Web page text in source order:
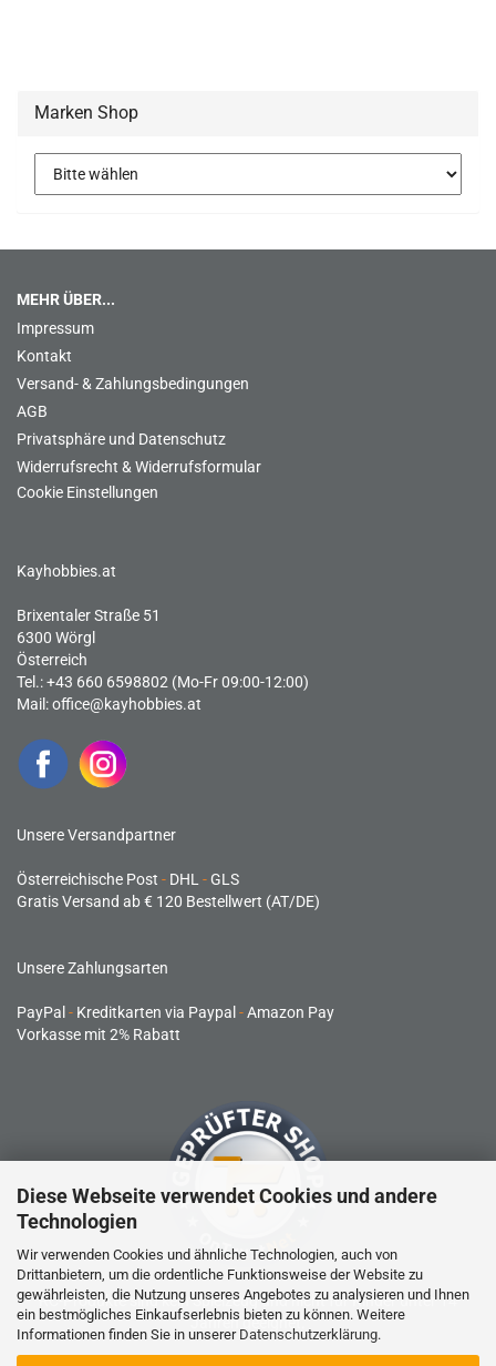
Diese Webseite verwendet Cookies und andere
Technologien
Wir verwenden Cookies und ähnliche Technologien, auch von
Drittanbietern, um die ordentliche Funktionsweise der Website zu
gewährleisten, die Nutzung unseres Angebotes zu analysieren und Ihnen
ein bestmögliches Einkaufserlebnis bieten zu können. Weitere
Informationen finden Sie in unserer Datenschutzerklärung.
Marken Shop
MEHR ÜBER...
Impressum
Kontakt
Versand- & Zahlungsbedingungen
AGB
Privatsphäre und Datenschutz
Widerrufsrecht & Widerrufsformular
Cookie Einstellungen
Kayhobbies.at
Brixentaler Straße 51
6300 Wörgl
Österreich
Tel.: +43 660 6598802 (Mo-Fr 09:00-12:00)
Mail:office@kayhobbies.at
Unsere Versandpartner
Österreichische Post - DHL -GLS
Gratis Versand ab € 120 Bestellwert (AT/DE)
Unsere Zahlungsarten
PayPal - Kreditkarten via Paypal -Amazon Pay
Vorkasse mit 2% Rabatt
RC-Produkte sind kein Spielzeug und nicht für Kinder unter 14
Jahren geeignet.